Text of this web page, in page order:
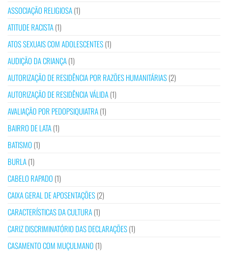
ASSOCIAÇÃO RELIGIOSA(1)
ATITUDE RACISTA(1)
ATOS SEXUAIS COM ADOLESCENTES(1)
AUDIÇÃO DA CRIANÇA(1)
AUTORIZAÇÃO DE RESIDÊNCIA POR RAZÕES HUMANITÁRIAS(2)
AUTORIZAÇÃO DE RESIDÊNCIA VÁLIDA(1)
AVALIAÇÃO POR PEDOPSIQUIATRA(1)
BAIRRO DE LATA(1)
BATISMO (1)
BURLA(1)
CABELO RAPADO (1)
CAIXA GERAL DE APOSENTAÇÕES(2)
CARACTERÍSTICAS DA CULTURA(1)
CARIZ DISCRIMINATÓRIO DAS DECLARAÇÕES(1)
CASAMENTO COM MUÇULMANO (1)